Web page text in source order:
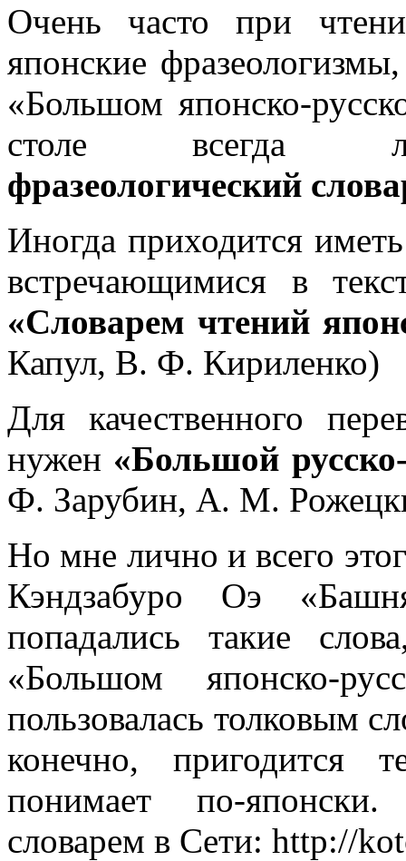
Очень часто при
японские
«Большом японско-
столе всегда
фразеологический
Иногда приходится
встречающимися в
«Словарем чтений
Капул, В. Ф. Кириленко)
Для качественного
нужен «Большой
Ф. Зарубин, А. М.
Но мне лично и всего
Кэндзабуро Оэ
попадались такие
«Большом японско-
пользовалась толковым
конечно, пригодится
понимает по-
словарем в Сети: http://